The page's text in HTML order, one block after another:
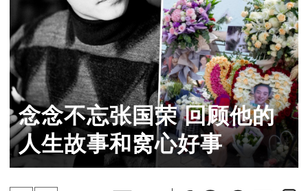
念念不忘张国荣 回顾他的
人生故事和窝心好事